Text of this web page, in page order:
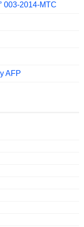
003-2014-MTC
AFP